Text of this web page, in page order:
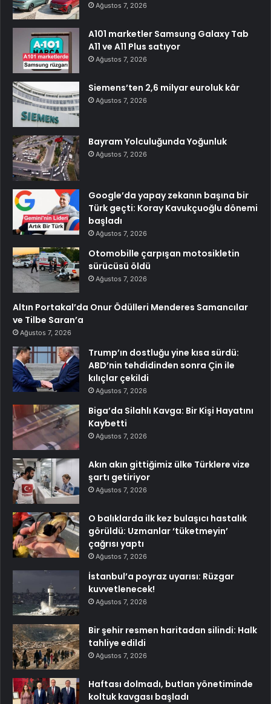
Ağustos 7, 2026
A101 marketler Samsung Galaxy Tab
A11 ve A11 Plus satıyor
Ağustos 7, 2026
Siemens’ten 2,6 milyar euroluk kâr
Ağustos 7, 2026
Bayram Yolculuğunda Yoğunluk
Ağustos 7, 2026
Google’da yapay zekanın başına bir
Türk geçti: Koray Kavukçuoğlu dönemi
başladı
Ağustos 7, 2026
Otomobille çarpışan motosikletin
sürücüsü öldü
Ağustos 7, 2026
Altın Portakal’da Onur Ödülleri Menderes Samancılar
ve Tilbe Saran’a
Ağustos 7, 2026
Trump’ın dostluğu yine kısa sürdü:
ABD’nin tehdidinden sonra Çin ile
kılıçlar çekildi
Ağustos 7, 2026
Biga’da Silahlı Kavga: Bir Kişi Hayatını
Kaybetti
Ağustos 7, 2026
Akın akın gittiğimiz ülke Türklere vize
şartı getiriyor
Ağustos 7, 2026
O balıklarda ilk kez bulaşıcı hastalık
görüldü: Uzmanlar ‘tüketmeyin’
çağrısı yaptı
Ağustos 7, 2026
İstanbul’a poyraz uyarısı: Rüzgar
kuvvetlenecek!
Ağustos 7, 2026
Bir şehir resmen haritadan silindi: Halk
tahliye edildi
Ağustos 7, 2026
Haftası dolmadı, butlan yönetiminde
koltuk kavgası başladı